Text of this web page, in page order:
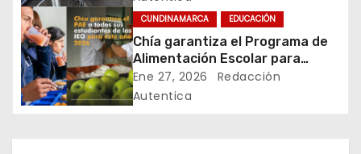
n
t
r
CUNDINAMARCA EDUCACIÓN
Chía garantiza el Programa de
Alimentación Escolar para
estudiantes de instituciones
oficiales
Ene 27, 2026
Redacción
Autentica